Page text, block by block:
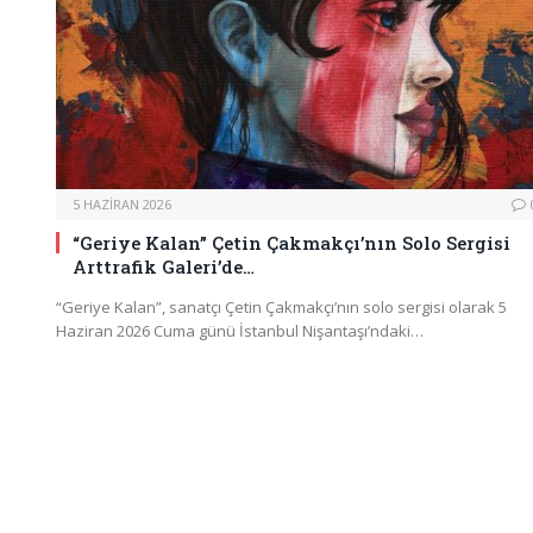
5 HAZIRAN 2026
“Geriye Kalan” Çetin Çakmakçı’nın Solo Sergisi
Arttrafik Galeri’de…
“Geriye Kalan”, sanatçı Çetin Çakmakçı’nın solo sergisi olarak 5
Haziran 2026 Cuma günü İstanbul Nişantaşı’ndaki…